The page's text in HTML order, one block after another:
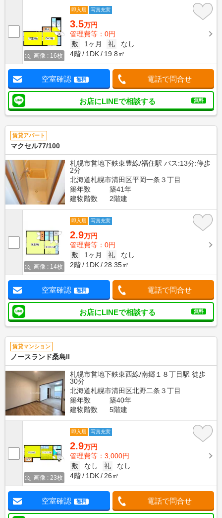
画像 : 16枚
即入居 写真充実
3.5万円
管理費等：0円
敷
1ヶ月 礼
なし
4階
1DK 19.8㎡
空室確認 無料 電話で問合せ
お店にLINEで相談する 無料
賃貸アパート
マクセル77/100
札幌市営地下鉄東豊線/福住駅 バス:13分:停歩
2分
北海道札幌市清田区平岡一条３丁目
築年数
築41年
建物階数
2階建
画像 : 14枚
即入居 写真充実
2.9万円
管理費等：0円
敷
1ヶ月 礼
なし
2階
1DK 28.35㎡
空室確認 無料 電話で問合せ
お店にLINEで相談する 無料
賃貸マンション
ノースランド桑島II
札幌市営地下鉄東西線/南郷１８丁目駅 徒歩
30分
北海道札幌市清田区北野二条３丁目
築年数
築40年
建物階数
5階建
画像 : 23枚
即入居 写真充実
2.9万円
管理費等：3,000円
敷
なし 礼
なし
4階
1DK 26㎡
空室確認 無料 電話で問合せ